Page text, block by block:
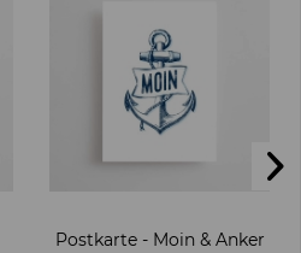
Postkarte - Moin & Anker